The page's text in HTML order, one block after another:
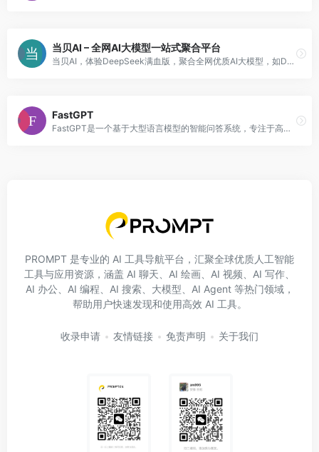
当贝AI – 全网AI大模型一站式聚合平台
当贝AI，体验DeepSeek满血版，聚合全网优质AI大模型，如DeepSeek-R1 671B、豆包、通义千问、智谱等。当贝AI知识库，深度AI解决方案，极速、高效、免费、无需注册、不限量！
FastGPT
FastGPT是一个基于大型语言模型的智能问答系统，专注于高效对话与任务处理。它通过整合本地知识库和多种大模型（如GPT、Claude等），提供开箱即用的数据处理、模型调用及复杂流程编排能力。系统支持多语言交互，能够快速响应用户需求，适用于企业级服务与个性化场景。
PROMPT 是专业的 AI 工具导航平台，汇聚全球优质人工智能
工具与应用资源，涵盖 AI 聊天、AI 绘画、AI 视频、AI 写作、
AI 办公、AI 编程、AI 搜索、大模型、AI Agent 等热门领域，
帮助用户快速发现和使用高效 AI 工具。
收录申请 友情链接 免责声明 关于我们